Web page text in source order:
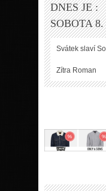
DNES JE :
SOBOTA
Svátek slaví
Zítra Roman